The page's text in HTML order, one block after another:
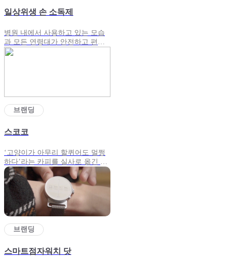
일상위생 손 소독제
병원 내에서 사용하고 있는 모습
과 모든 연령대가 안전하고 편하
게 쓸 수 있다는 점을 중점으로 제
브랜딩
스코코
‘고양이가 아무리 할퀴어도 멀쩡
하다’라는 카피를 실사로 옮긴 기
획 광고
브랜딩
스마트점자워치 닷